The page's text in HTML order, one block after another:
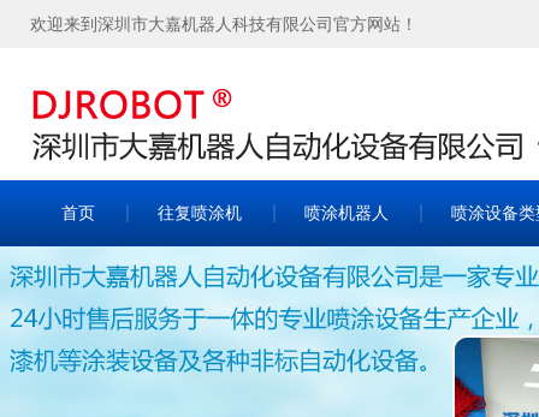
欢迎来到深圳市大嘉机器人科技有限公司官方网站！
首页 往复喷涂机 喷涂机器人 喷涂设备类